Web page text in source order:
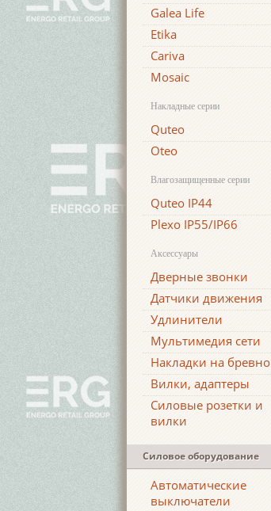
Galea Life
Etika
Cariva
Mosaic
Накладные серии
Quteo
Oteo
Влагозащищенные серии
Quteo IP44
Plexo IP55/IP66
Аксессуары
Дверные звонки
Датчики движения
Удлинители
Мультимедия сети
Накладки на бревно
Вилки, адаптеры
Силовые розетки и
вилки
Силовое оборудование
Автоматические
выключатели